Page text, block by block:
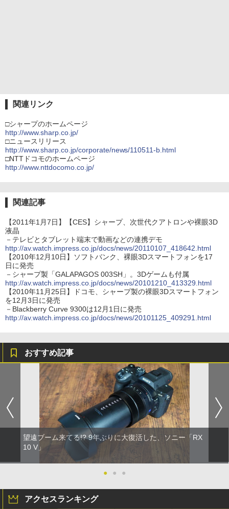
関連リンク
□シャープのホームページ
http://www.sharp.co.jp/
□ニュースリリース
http://www.sharp.co.jp/corporate/news/110511-b.html
□NTTドコモのホームページ
http://www.nttdocomo.co.jp/
関連記事
【2011年1月7日】【CES】シャープ、次世代クアトロンや裸眼3D
液晶
－テレビとタブレット端末で動画などの連携デモ
http://av.watch.impress.co.jp/docs/news/20110107_418642.html
【2010年12月10日】ソフトバンク、裸眼3Dスマートフォンを17
日に発売
－シャープ製「GALAPAGOS 003SH」。3Dゲームも付属
http://av.watch.impress.co.jp/docs/news/20101210_413329.html
【2010年11月25日】ドコモ、シャープ製の裸眼3Dスマートフォン
を12月3日に発売
－Blackberry Curve 9300は12月1日に発売
http://av.watch.impress.co.jp/docs/news/20101125_409291.html
おすすめ記事
望遠ブーム来てる!? 9年ぶりに大復活した、ソニー「RX
10 V」
● ● ●
アクセスランキング